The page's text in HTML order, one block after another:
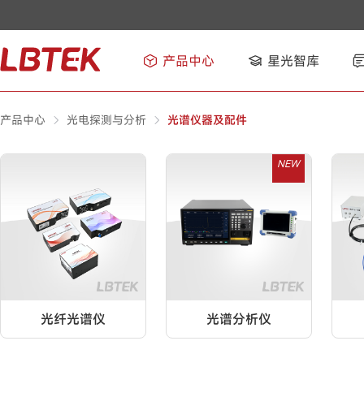
产品中心 星光智库
产品中心 光电探测与分析 光谱仪器及配件
光纤光谱仪
NEW
光谱分析仪